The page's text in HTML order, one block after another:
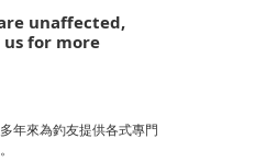
unaffected,
for more
年來為釣友提供各式專門